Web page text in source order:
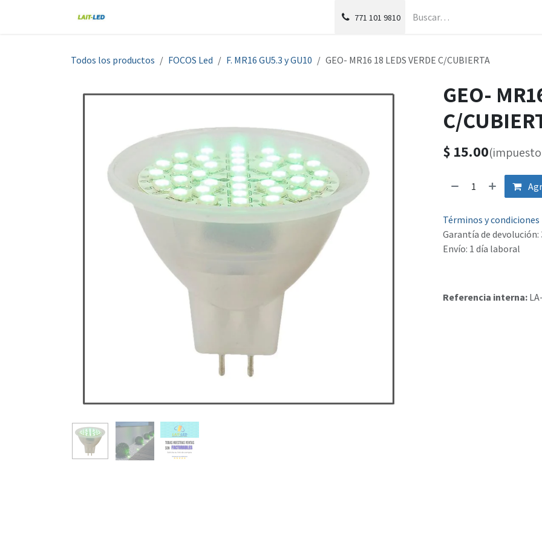
771 101 9810
Todos los productos FOCOS Led F. MR16 GU5.3 y GU10 GEO- MR16 18 LEDS VERDE C/CUBIERTA
GEO-
C/
$ 15.00
Términos y condiciones
Garantía de devolución:
Envío: 1 día laboral
Referencia interna: